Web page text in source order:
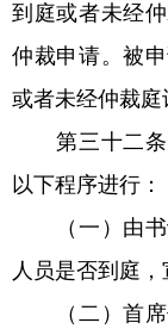
到庭或者未经
仲裁申请。被
或者未经仲裁庭
第三十二条
以下程序进行：
（一）由书
人员是否到庭，
（二）首席